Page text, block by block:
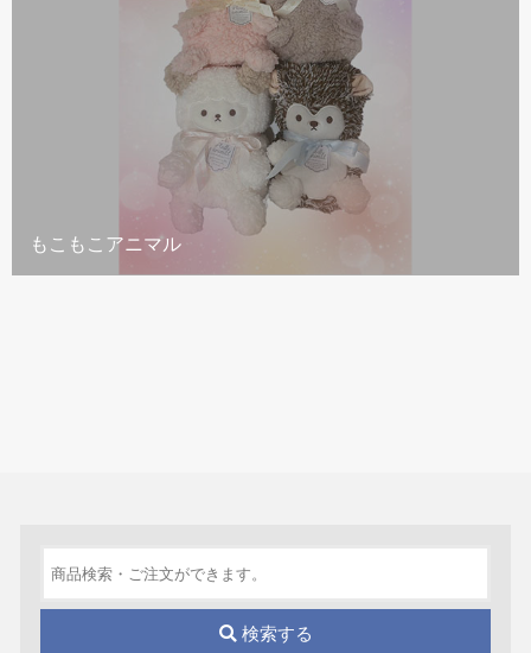
もこもこアニマル
検索する